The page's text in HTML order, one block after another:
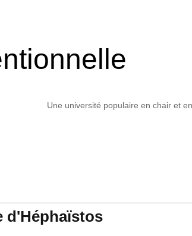
Une université populaire en chair et
d'Héphaïstos